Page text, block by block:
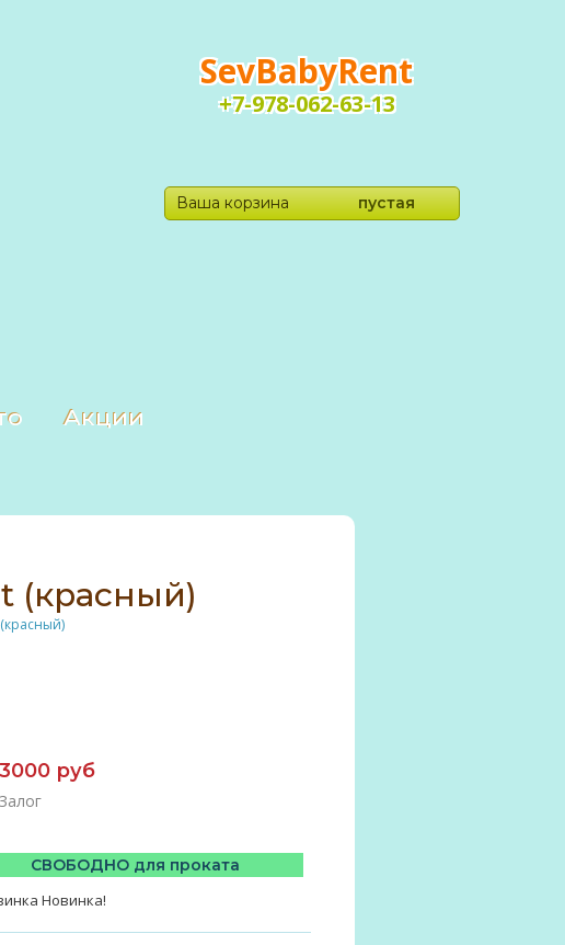
SevBabyRent
+7-978-062-63-13
Ваша корзина пустая
Акции
(красный)
3000 руб
Залог
СВОБОДНО для проката
Новинка!